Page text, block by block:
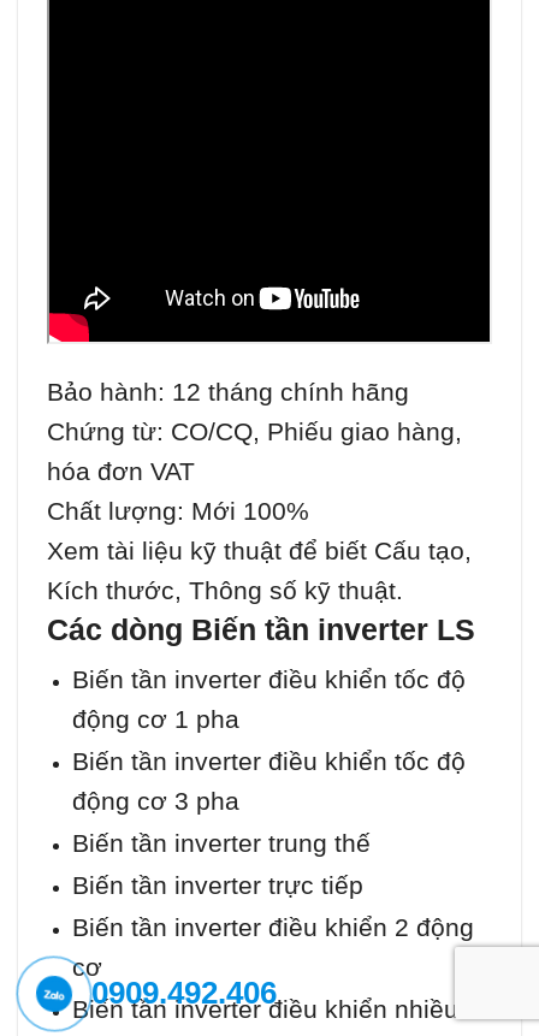
Bảo hành: 12 tháng chính hãng
Chứng từ: CO/CQ, Phiếu giao hàng,
hóa đơn VAT
Chất lượng: Mới 100%
Xem tài liệu kỹ thuật để biết Cấu tạo,
Kích thước, Thông số kỹ thuật.
Các dòng Biến tần inverter LS
Biến tần inverter điều khiển tốc độ
động cơ 1 pha
Biến tần inverter điều khiển tốc độ
động cơ 3 pha
Biến tần inverter trung thế
Biến tần inverter trực tiếp
Biến tần inverter điều khiển 2 động
cơ
Biến tần inverter điều khiển nhiều
0909.492.406